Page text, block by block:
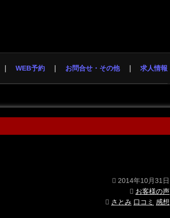
WEB予約 お問合せ・その他 求人情報
2014年10月31日
お客様の声
さとみ 口コミ 感想